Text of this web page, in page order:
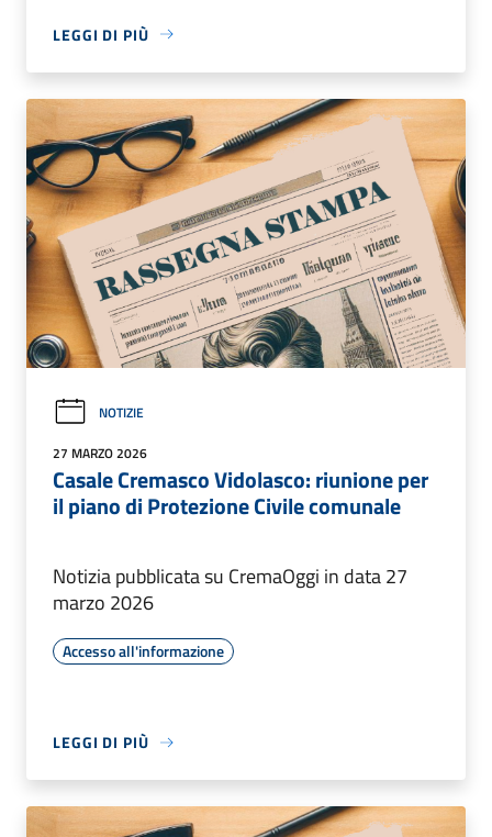
LEGGI DI PIÙ
NOTIZIE
27 MARZO 2026
Casale Cremasco Vidolasco: riunione per
il piano di Protezione Civile comunale
Notizia pubblicata su CremaOggi in data 27
marzo 2026
Accesso all'informazione
LEGGI DI PIÙ